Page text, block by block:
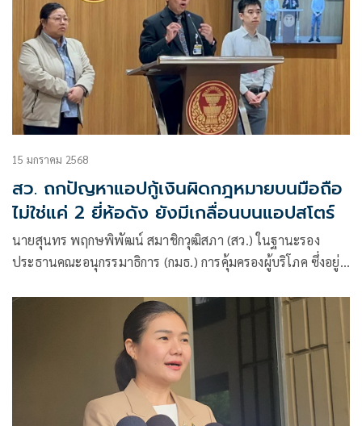
15 มกราคม 2568
สว. ถกปัญหาแอปกู้เงินผิดกฎหมายบนมือถือ
ไม่ใช่แค่ 2 ยี่ห้อดัง ยังมีเกลื่อนบนแอปสโตร์
นายสุนทร พฤกษพิพัฒน์ สมาชิกวุฒิสภา (สว.) ในฐานะรอง
ประธานคณะอนุกรรมาธิการ (กมธ.) การคุ้มครองผู้บริโภค ซึ่งอยู่
มนุษยชน สิทธิ เสรีภาพ และการคุ้มครองผู้บริโภค วุฒิสภา